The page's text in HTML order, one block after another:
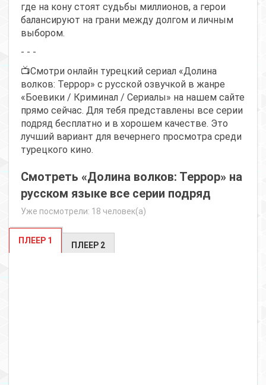
где на кону стоят судьбы миллионов, а герои
балансируют на грани между долгом и личным
выбором.
- - -
📺Смотри онлайн турецкий сериал «Долина
волков: Террор» с русской озвучкой в жанре
«Боевики / Криминал / Сериалы» на нашем сайте
прямо сейчас. Для тебя представлены все серии
подряд бесплатно и в хорошем качестве. Это
лучший вариант для вечернего просмотра среди
турецкого кино.
Смотреть «Долина волков: Террор» на
русском языке все серии подряд
Уже посмотрели: 18 человек(а)
ПЛЕЕР 1 ПЛЕЕР 2